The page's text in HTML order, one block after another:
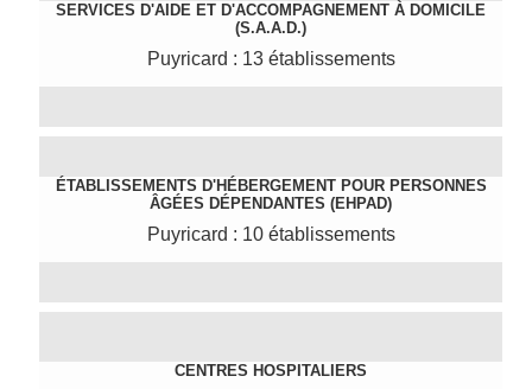
SERVICES D'AIDE ET D'ACCOMPAGNEMENT À DOMICILE
(S.A.A.D.)
Puyricard : 13 établissements
ÉTABLISSEMENTS D'HÉBERGEMENT POUR PERSONNES
ÂGÉES DÉPENDANTES (EHPAD)
Puyricard : 10 établissements
CENTRES HOSPITALIERS